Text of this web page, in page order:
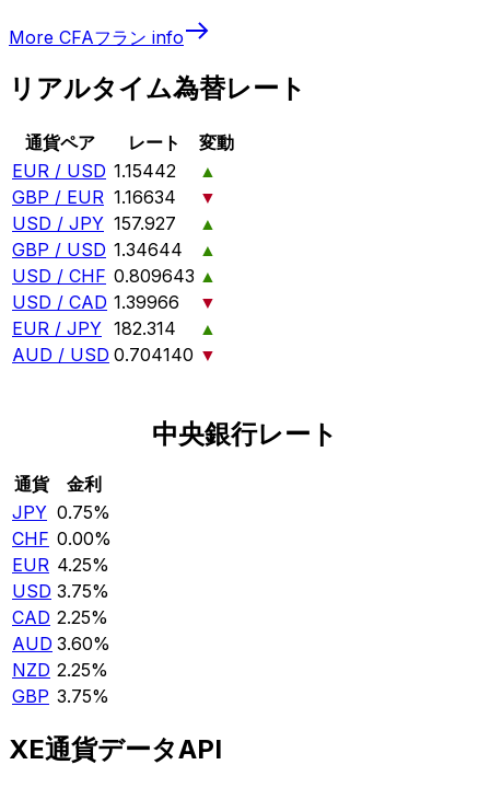
More CFAフラン info
リアルタイム為替レート
通貨ペア レート
変動
EUR / USD 1.15442
▲
GBP / EUR 1.16634
▼
USD / JPY 157.927
▲
GBP / USD 1.34644
▲
USD / CHF 0.809643 ▲
USD / CAD 1.39966
▼
EUR / JPY 182.314
▲
AUD / USD 0.704140 ▼
中央銀行レート
通貨
金利
JPY 0.75%
CHF 0.00%
EUR 4.25%
USD 3.75%
CAD 2.25%
AUD 3.60%
NZD 2.25%
GBP 3.75%
XE通貨データAPI